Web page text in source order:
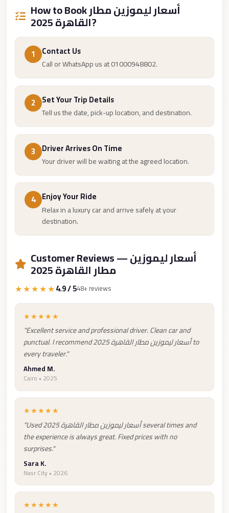
How to Book أسعار ليموزين مطار
القاهرة 2025?
1 Contact Us
Call or WhatsApp us at 01000948802.
2 Set Your Trip Details
Tell us the date, pick-up location, and destination.
3 Driver Arrives On Time
Your driver will be waiting at the agreed location.
4 Enjoy Your Ride
Relax in a luxury car and arrive safely at your
destination.
Customer Reviews — أسعار ليموزين
مطار القاهرة 2025
★★★★★4.9 / 548+ reviews
★★★★★
"Excellent service and professional driver. Clean car and
punctual. I recommend أسعار ليموزين مطار القاهرة 2025 to
every traveler."
Ahmed M.
Cairo • 2025
★★★★★
"Used أسعار ليموزين مطار القاهرة 2025 several times and
the experience is always great. Fixed prices with no
surprises."
Sara K.
Nasr City • 2026
★★★★★
Transfer
Cairo
Airport
Group
Transfer
Cairo
Airport
Taxi
Settlement
Settlement
Taxi
Faisal
Taxi
Rehab
Limousine
Service
Rehab
Limousine
Limousine
airport
Downtown